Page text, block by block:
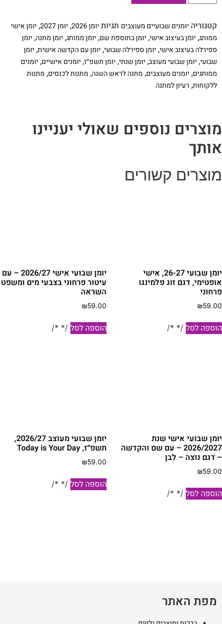
יומן
בעיצוב
אישי,
ממותג
לקוסמטיקאיות
קטגוריה יומנים שבועיים מעוצבים תגיותיומן 2026 ,יומן 2027 ,יומן אישי
ממותג,יומן בעיצוב אישי,יומן בתוספת שם,יומן ממותג,יומן מתנה,יומן
ספירלה בעיצוב אישי,יומן ספירלה שבועי,יומן עם הקדשה אישית,יומן
שבועי,יומן שבועי מעוצב,יומן שנתי,יומן תשפ״ז,יומנים אישיים,יומנים
ממותגים,יומנים מעוצבים,מתנה לראש השנה,מתנות לכנסים,מתנות
ללקוחות,רעיון למתנה
נוספים שאולי יעניינו
קשורים
יומן שבועי 26-27, אישי
דגם זוג פלמינגו
₪
לסל /* */
יומן שבועי אישי 2026/27 – עם
עיטור פרחוני בצבעי מים ומשפט
השראה
₪59.00
הוספה לסל /* */
שבועי אישי שנת
2026/2027 – עם שם והקדשה
דגם נוצה – לבן
₪
לסל /* */
יומן שבועי מעוצב 2026/27,
תשפ״ז, Today is Your Day
₪59.00
הוספה לסל /* */
מפת האתר